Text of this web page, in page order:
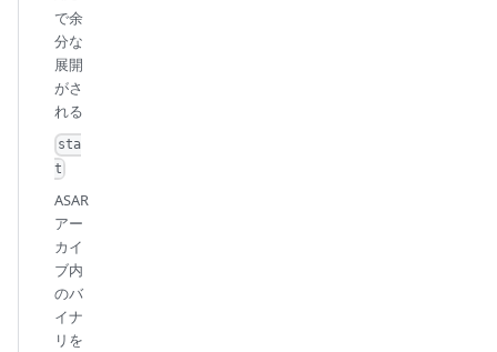
で余
分な
展開
がさ
れる
sta
t
ASAR
アー
カイ
ブ内
のバ
イナ
リを